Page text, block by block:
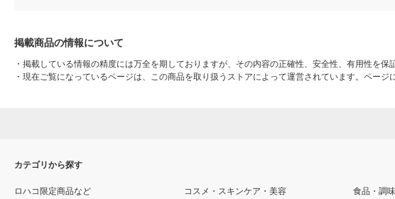
掲載商品の情報について
・ 掲載している情報の精度には万全を期しておりますが、その内容の正確性、安全性、有用性を保
・ 現在ご覧になっているページは、この商品を取り扱うストアによって運営されています。ペー
カテゴリから探す
ロハコ限定商品など コスメ・スキンケア・美容 食品・調